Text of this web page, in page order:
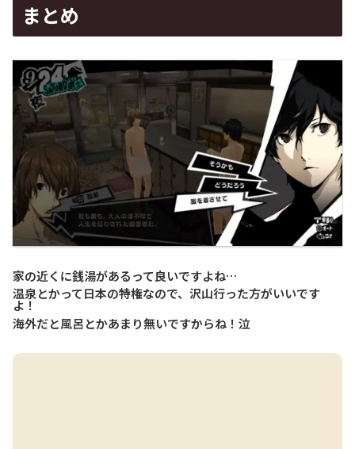
まとめ
家の近くに銭湯があるって良いですよね…
温泉とかって日本の特権なので、沢山行った方がいいです
よ！
海外だと風呂とかあまり無いですからね！泣